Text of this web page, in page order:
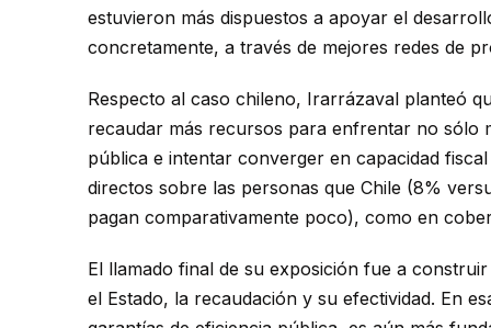
estuvieron más dispuestos a apoyar el
concretamente, a través de mejores redes de
Respecto al caso chileno, Irarrázaval planteó
recaudar más recursos para enfrentar no sólo
pública e intentar converger en capacidad
directos sobre las personas que Chile (8%
pagan comparativamente poco), como en
El llamado final de su exposición fue a
el Estado, la recaudación y su efectividad. En